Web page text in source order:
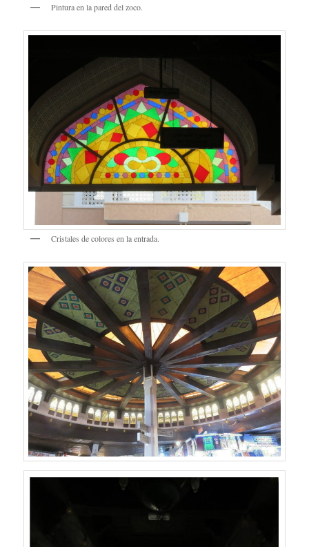
Pintura en la pared del zoco.
Cristales de colores en la entrada.